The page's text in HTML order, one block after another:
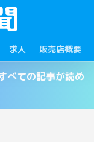
求人 販売店概要
べての記事が読め